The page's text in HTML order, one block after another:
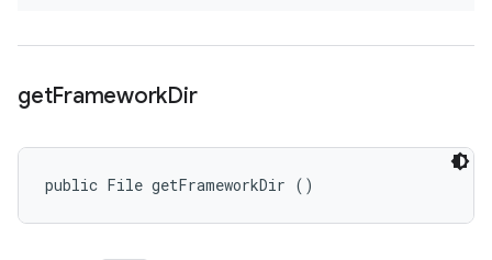
getFrameworkDir
public File getFrameworkDir ()